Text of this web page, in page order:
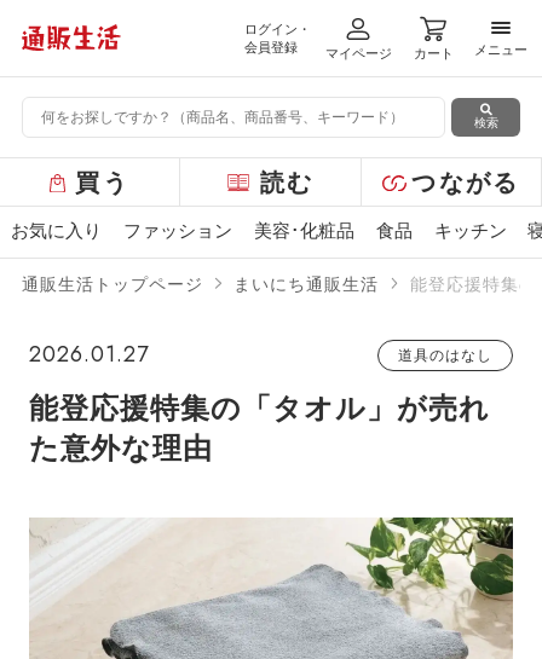
ログイン・
会員登録
マイページ カート
メ
メニュー
検索
ー
バ
買う 読む つながる
お気に入り ファッション 美容･化粧品 食品 キッチン
通販生活トップページ まいにち通販生活 能登応援特集
2026.01.27 道具のはなし
能登応援特集の「タオル」が売れ
た意外な理由